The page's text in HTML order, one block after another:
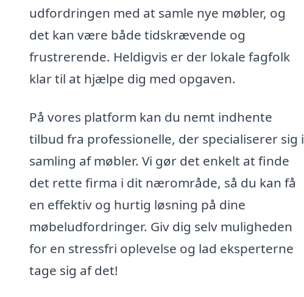
udfordringen med at samle nye møbler, og
det kan være både tidskrævende og
frustrerende. Heldigvis er der lokale fagfolk
klar til at hjælpe dig med opgaven.
På vores platform kan du nemt indhente
tilbud fra professionelle, der specialiserer sig i
samling af møbler. Vi gør det enkelt at finde
det rette firma i dit nærområde, så du kan få
en effektiv og hurtig løsning på dine
møbeludfordringer. Giv dig selv muligheden
for en stressfri oplevelse og lad eksperterne
tage sig af det!